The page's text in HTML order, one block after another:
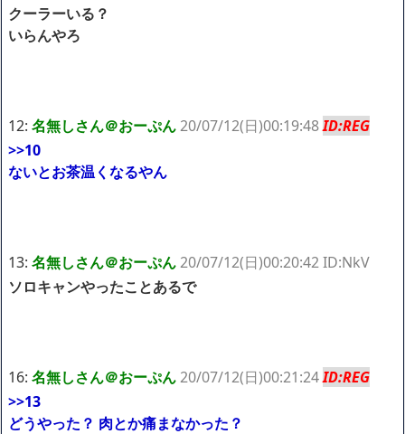
クーラーいる？
いらんやろ
12: 名無しさん＠おーぷん20/07/12(日)00:19:48ID:REG
>>10
ないとお茶温くなるやん
13: 名無しさん＠おーぷん20/07/12(日)00:20:42 ID:NkV
ソロキャンやったことあるで
16: 名無しさん＠おーぷん20/07/12(日)00:21:24ID:REG
>>13
どうやった？ 肉とか痛まなかった？